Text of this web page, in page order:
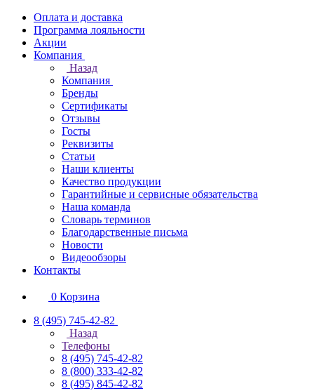
Оплата и доставка
Программа лояльности
Акции
Компания
Назад
Компания
Бренды
Сертификаты
Отзывы
Госты
Реквизиты
Статьи
Наши клиенты
Качество продукции
Гарантийные и сервисные обязательства
Наша команда
Словарь терминов
Благодарственные письма
Новости
Видеообзоры
Контакты
0 Корзина
8 (495) 745-42-82
Назад
Телефоны
8 (495) 745-42-82
8 (800) 333-42-82
8 (495) 845-42-82